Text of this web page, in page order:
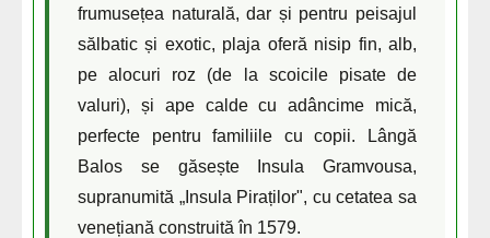
frumusețea naturală, dar și pentru peisajul
sălbatic și exotic, plaja oferă nisip fin, alb,
pe alocuri roz (de la scoicile pisate de
valuri), și ape calde cu adâncime mică,
perfecte pentru familiile cu copii. Lângă
Balos se găsește Insula Gramvousa,
supranumită „Insula Piraților", cu cetatea sa
venețiană construită în 1579.